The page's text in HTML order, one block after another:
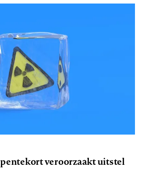
veroorzaakt uitstel